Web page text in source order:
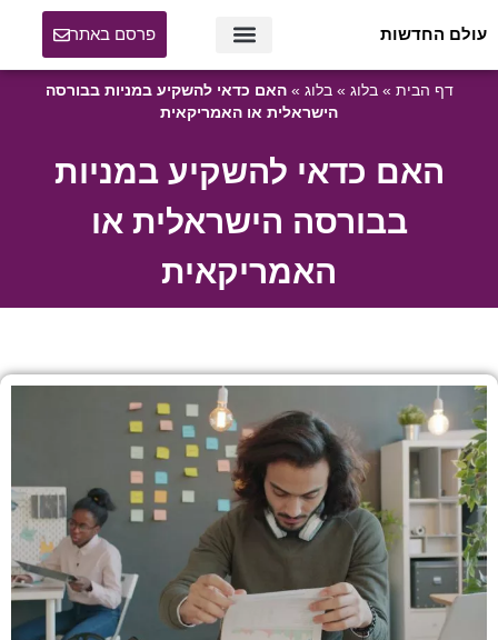
עולם החדשות פרסם באתר
דף הבית »בלוג »בלוג »האם כדאי להשקיע במניות בבורסה
הישראלית או האמריקאית
האם כדאי להשקיע במניות
בבורסה הישראלית או
האמריקאית